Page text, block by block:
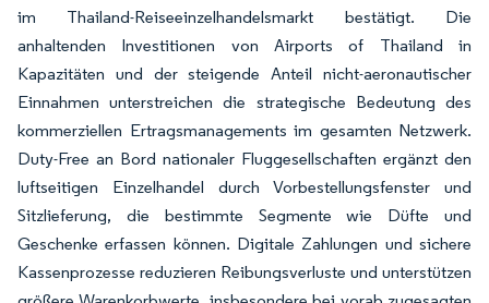
im Thailand-Reiseeinzelhandelsmarkt bestätigt. Die
anhaltenden Investitionen von Airports of Thailand in
Kapazitäten und der steigende Anteil nicht-aeronautischer
Einnahmen unterstreichen die strategische Bedeutung des
kommerziellen Ertragsmanagements im gesamten Netzwerk.
Duty-Free an Bord nationaler Fluggesellschaften ergänzt den
luftseitigen Einzelhandel durch Vorbestellungsfenster und
Sitzlieferung, die bestimmte Segmente wie Düfte und
Geschenke erfassen können. Digitale Zahlungen und sichere
Kassenprozesse reduzieren Reibungsverluste und unterstützen